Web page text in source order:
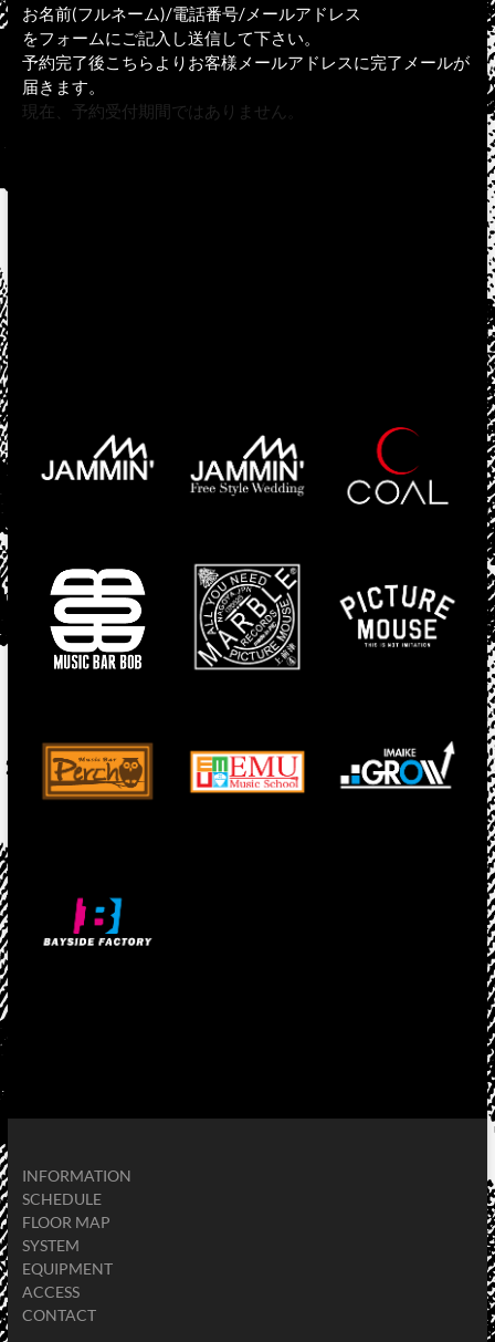
お名前(フルネーム)/電話番号/メールアドレス
をフォームにご記入し送信して下さい。
予約完了後こちらよりお客様メールアドレスに完了メールが
届きます。
現在、予約受付期間ではありません。
INFORMATION
SCHEDULE
FLOOR MAP
SYSTEM
EQUIPMENT
ACCESS
CONTACT